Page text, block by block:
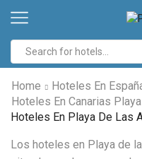
Home
Hoteles En
Hoteles En Canarias Playa
Hoteles En Playa De Las
Los hoteles en Playa de